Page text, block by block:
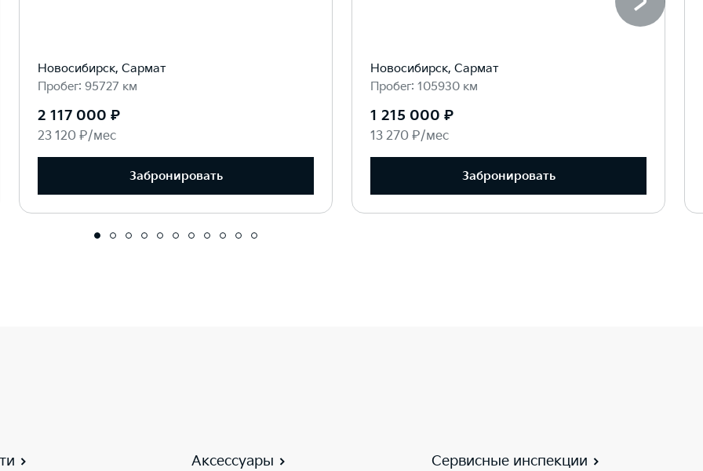
Новосибирск, Сармат
Пробег: 95727 км
2 117 000 ₽
23 120 ₽/мес
Забронировать
Новосибирск, Сармат
Пробег: 105930 км
1 215 000 ₽
13 270 ₽/мес
Забронировать
Аксессуары Сервисные инспекции